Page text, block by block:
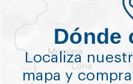
Dónde
Localiza
mapa y